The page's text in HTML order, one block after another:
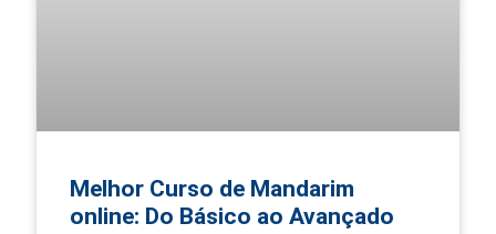
Melhor Curso de Mandarim
online: Do Básico ao Avançado